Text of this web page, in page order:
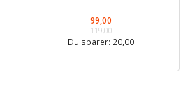
99,00
119,00
Du sparer: 20,00